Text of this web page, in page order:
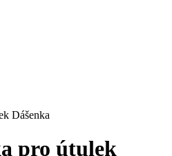
Dášenka
pro útulek